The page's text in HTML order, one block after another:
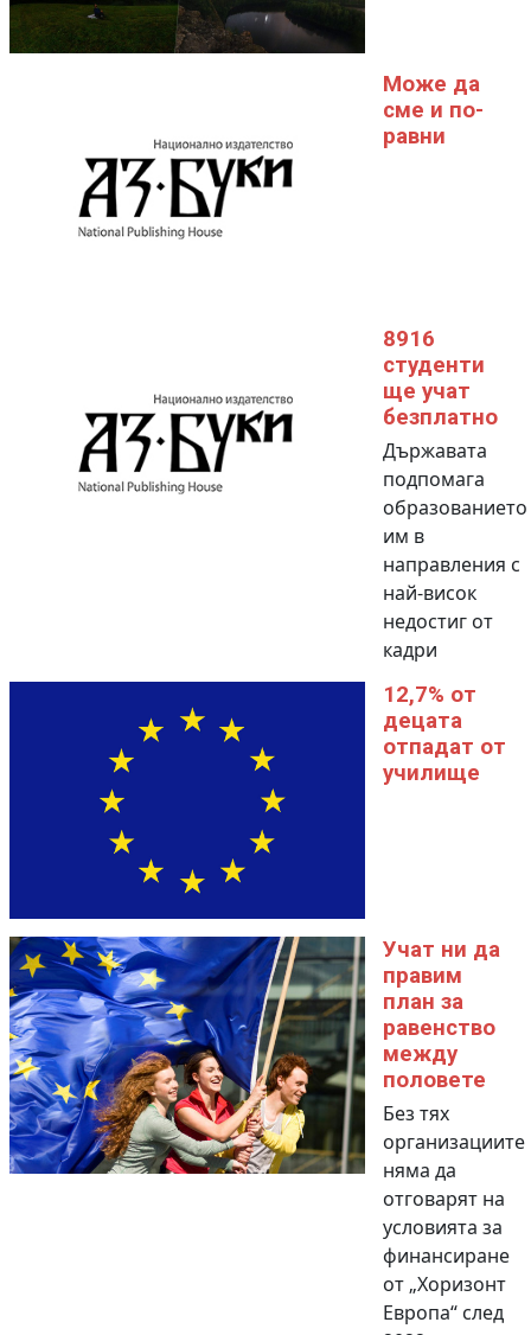
Може да
сме и по-
равни
8916
студенти
ще учат
безплатно
Държавата
подпомага
образованието
им в
направления с
най-висок
недостиг от
кадри
12,7% от
децата
отпадат от
училище
Учат ни да
правим
план за
равенство
между
половете
Без тях
организациите
няма да
отговарят на
условията за
финансиране
от „Хоризонт
Европа“ след